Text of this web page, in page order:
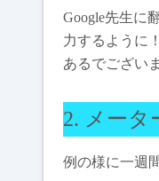
Google先生に
力するように
あるでござい
2. メータ
例の様に一週